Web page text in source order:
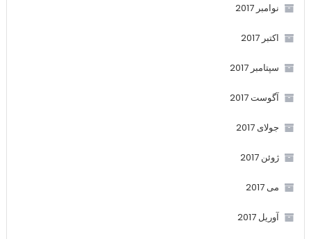
نوامبر 2017
اکتبر 2017
سپتامبر 2017
آگوست 2017
جولای 2017
ژوئن 2017
می 2017
آوریل 2017